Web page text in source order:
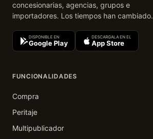
concesionarias, agencias, grupos e
importadores. Los tiempos han cambiado.
DISPONIBLE EN
Google Play
DESCARGALA EN EL
App Store
FUNCIONALIDADES
Compra
Peritaje
Multipublicador